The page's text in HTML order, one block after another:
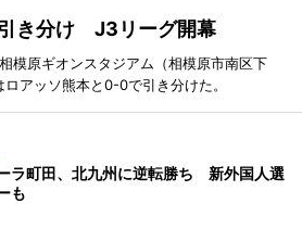
き分け J3リーグ開幕
模原ギオンスタジアム（相模原市南区下
アッソ熊本と0-0で引き分けた。
ラ町田、北九州に逆転勝ち 新外国人選
も